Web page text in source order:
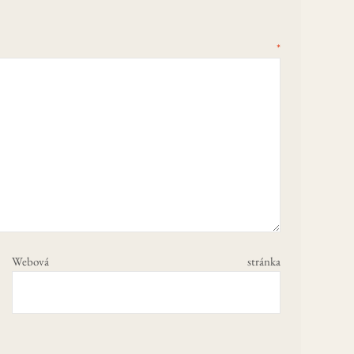
*
Webová stránka